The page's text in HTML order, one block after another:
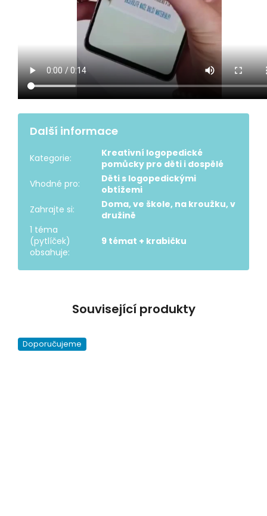
Související produkty
Doporučujeme
Další informace
Kategorie:
Kreativní logopedické
pomůcky pro děti i dospělé
Vhodné pro:
Děti s logopedickými
obtížemi
Zahrajte si:
Doma, ve škole, na kroužku, v
družině
1 téma
(pytlíček)
obsahuje:
9 témat + krabičku